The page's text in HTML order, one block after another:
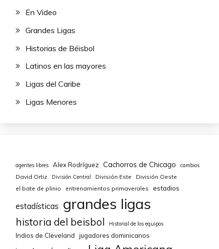
En Video
Grandes Ligas
Historias de Béisbol
Latinos en las mayores
Ligas del Caribe
Ligas Menores
agentes libres Alex Rodríguez Cachorros de Chicago cambios
David Ortiz División Central División Este
División Oeste
el bate de plinio
entrenamientos primaverales estadios
estadísticas grandes ligas
historia del beisbol Historial de los equipos
Indios de Cleveland jugadores dominicanos